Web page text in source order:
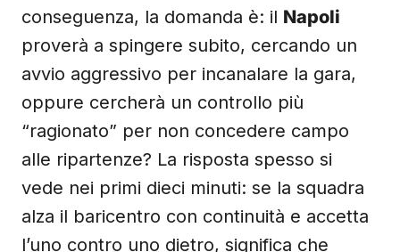
conseguenza, la domanda è: il Napoli
proverà a spingere subito, cercando un
avvio aggressivo per incanalare la gara,
oppure cercherà un controllo più
“ragionato” per non concedere campo
alle ripartenze? La risposta spesso si
vede nei primi dieci minuti: se la squadra
alza il baricentro con continuità e accetta
l’uno contro uno dietro, significa che